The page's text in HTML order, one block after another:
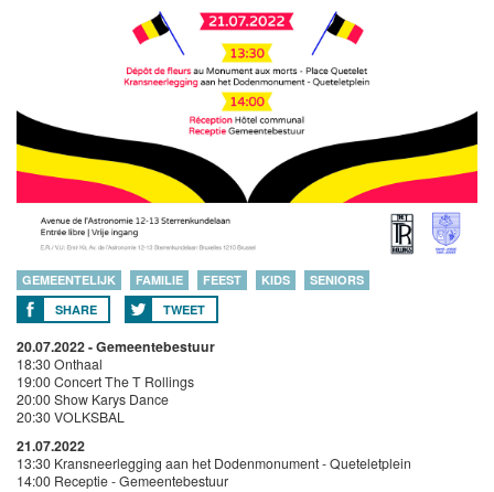
GEMEENTELIJK FAMILIE FEEST KIDS
SENIORS
SHARE
TWEET
20.07.2022 -Gemeentebestuur
18:30 Onthaal
19:00 Concert The T Rollings
20:00 Show Karys Dance
20:30 VOLKSBAL
21.07.2022
13:30 Kransneerlegging aan het Dodenmonument - Queteletplein
14:00 Receptie - Gemeentebestuur